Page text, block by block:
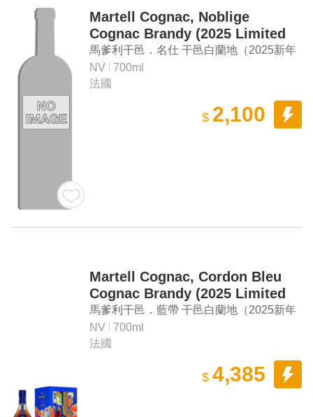
Martell Cognac, Noblige
Cognac Brandy (2025 Limited
Edition)
馬爹利干邑．名仕 干邑白蘭地（2025新年
限定款）
NV
700ml
法國
$ 2,100
Martell Cognac, Cordon Bleu
Cognac Brandy (2025 Limited
Edition)
馬爹利干邑．藍帶 干邑白蘭地（2025新年
限定款）
NV
700ml
法國
$ 4,385